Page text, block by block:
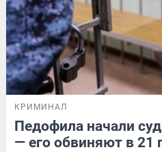
КРИМИНАЛ
Педофила начали
— его обвиняют в 21